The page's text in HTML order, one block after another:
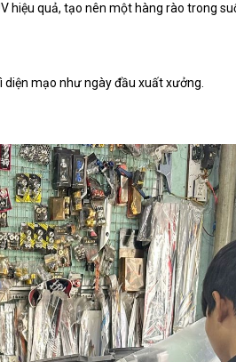
hiệu quả, tạo nên một hàng rào trong
mạo như ngày đầu xuất xưởng.